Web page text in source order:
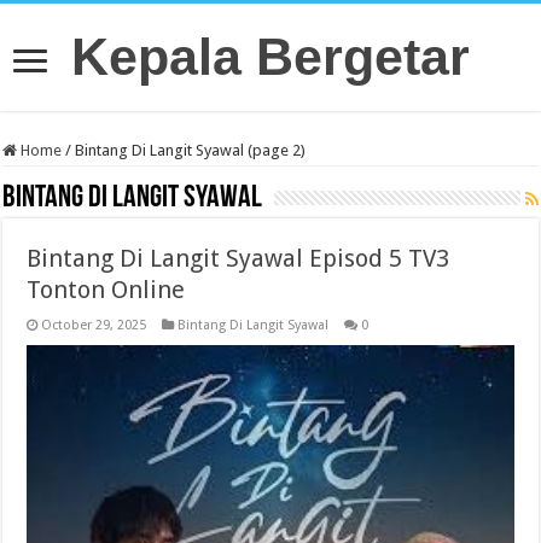
Kepala Bergetar
Home / Bintang Di Langit Syawal (page 2)
Bintang Di Langit Syawal
Bintang Di Langit Syawal Episod 5 TV3
Tonton Online
October 29, 2025 Bintang Di Langit Syawal 0